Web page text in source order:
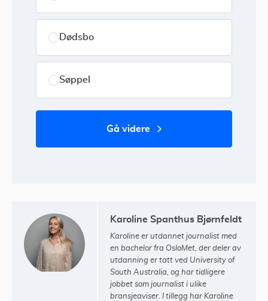
Dødsbo
Søppel
gå videre
Karoline Spanthus Bjørnfeldt
Karoline er utdannet journalist med
en bachelor fra OsloMet, der deler av
utdanning er tatt ved University of
South Australia, og har tidligere
jobbet som journalist i ulike
bransjeaviser. I tillegg har Karoline